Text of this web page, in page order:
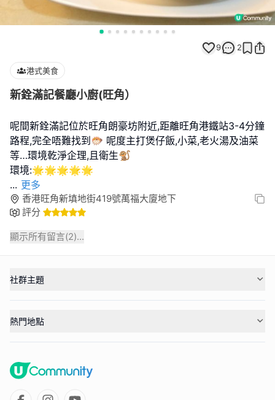
9 2
港式美食
新銓滿記餐廳小廚(旺角）
呢間新銓滿記位於旺角朗豪坊附近,距離旺角港鐵站3-4分鐘
路程,完全唔難找到🐡 呢度主打煲仔飯,小菜,老火湯及油菜
等…環境乾淨企理,且衛生🐒
... 更多
香港旺角新填地街419號萬福大廈地下
評分
顯示所有留言(2)...
社群主題
熱門地點